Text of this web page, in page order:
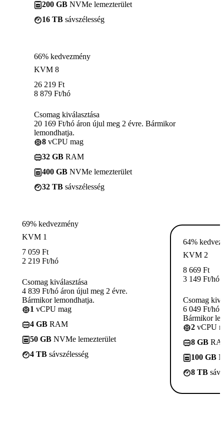
200 GB NVMe lemezterület
16 TB sávszélesség
66% kedvezmény
KVM 8
26 219 Ft
8 879 Ft/hó
Csomag kiválasztása
20 169 Ft/hó áron újul meg 2 évre. Bármikor
lemondhatja.
8 vCPU mag
32 GB RAM
400 GB NVMe lemezterület
32 TB sávszélesség
69% kedvezmény
KVM 1
7 059 Ft
2 219 Ft/hó
Csomag kiválasztása
4 839 Ft/hó áron újul meg 2 évre.
Bármikor lemondhatja.
1 vCPU mag
4 GB RAM
50 GB NVMe lemezterület
4 TB sávszélesség
64%
KVM 2
8 669 Ft
3 149 Ft/hó
Csomag
6 049 Ft/hó
Bármikor
2 vCPU
8 GB
100 GB
8 TB